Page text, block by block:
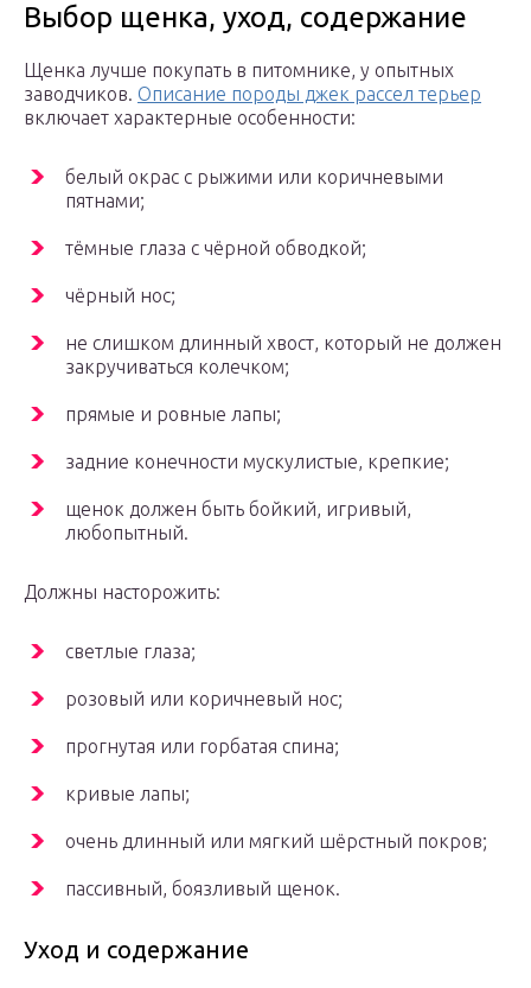
Выбор щенка, уход, содержание
Щенка лучше покупать в питомнике, у опытных
заводчиков. Описание породы джек рассел терьер
включает характерные особенности:
белый окрас с рыжими или коричневыми
пятнами;
тёмные глаза с чёрной обводкой;
чёрный нос;
не слишком длинный хвост, который не должен
закручиваться колечком;
прямые и ровные лапы;
задние конечности мускулистые, крепкие;
щенок должен быть бойкий, игривый,
любопытный.
Должны насторожить:
светлые глаза;
розовый или коричневый нос;
прогнутая или горбатая спина;
кривые лапы;
очень длинный или мягкий шёрстный покров;
пассивный, боязливый щенок.
Уход и содержание